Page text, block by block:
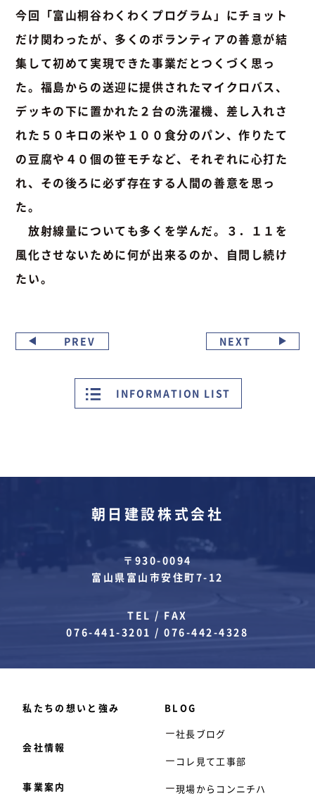
今回「富山桐谷わくわくプログラム」にチョット
だけ関わったが、多くのボランティアの善意が結
集して初めて実現できた事業だとつくづく思っ
た。福島からの送迎に提供されたマイクロバス、
デッキの下に置かれた２台の洗濯機、差し入れさ
れた５０キロの米や１００食分のパン、作りたて
の豆腐や４０個の笹モチなど、それぞれに心打た
れ、その後ろに必ず存在する人間の善意を思っ
た。
放射線量についても多くを学んだ。３．１１を
風化させないために何が出来るのか、自問し続け
たい。
PREV
INFORMATION LIST
NEXT
朝日建設株式会社
〒930-0094
富山県富山市安住町7-12
TEL / FAX
076-441-3201 /076-442-4328
私たちの想いと強み
会社情報
事業案内
BLOG
社長ブログ
コレ見て工事部
現場からコンニチハ